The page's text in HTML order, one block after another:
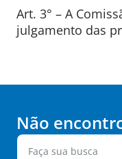
Art. 3° – A
julgamento das
Não